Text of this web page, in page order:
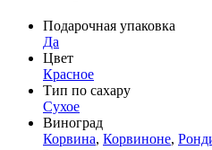
Подарочная упаковка
Да
Цвет
Красное
Тип по сахару
Сухое
Виноград
Корвина, Корвиноне,